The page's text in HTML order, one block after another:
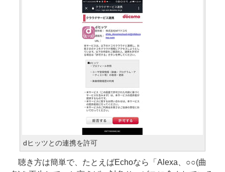
dヒッツとの連携を許可
聴き方は簡単で、たとえばEchoなら「Alexa、○○(曲